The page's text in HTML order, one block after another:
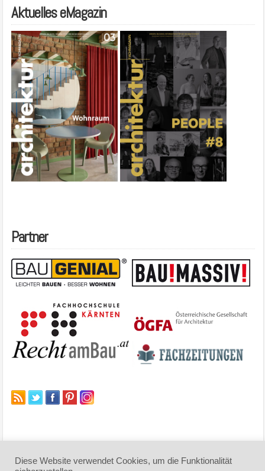
Aktuelles eMagazin
Partner
Diese Website verwendet Cookies, um die Funktionalität